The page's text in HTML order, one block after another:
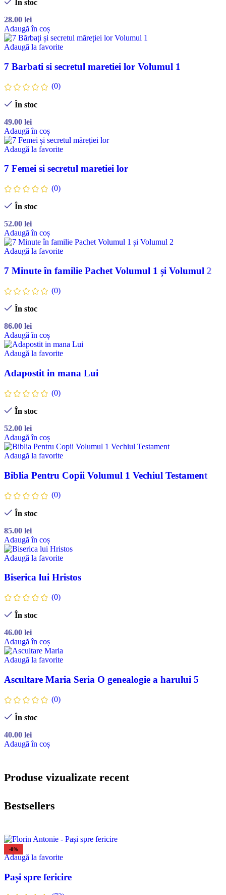
În stoc
28.00 lei
Adaugă în coș
Adaugă la favorite
7 Barbati si secretul maretiei lor Volumul 1
(0)
În stoc
49.00 lei
Adaugă în coș
Adaugă la favorite
7 Femei si secretul maretiei lor
(0)
În stoc
52.00 lei
Adaugă în coș
Adaugă la favorite
7 Minute în familie Pachet Volumul 1 și Volumul 2
(0)
În stoc
86.00 lei
Adaugă în coș
Adaugă la favorite
Adapostit in mana Lui
(0)
În stoc
52.00 lei
Adaugă în coș
Adaugă la favorite
Biblia Pentru Copii Volumul 1 Vechiul Testament
(0)
În stoc
85.00 lei
Adaugă în coș
Adaugă la favorite
Biserica lui Hristos
(0)
În stoc
46.00 lei
Adaugă în coș
Adaugă la favorite
Ascultare Maria Seria O genealogie a harului 5
(0)
În stoc
40.00 lei
Adaugă în coș
Produse vizualizate recent
Bestsellers
-8%
Adaugă la favorite
Pași spre fericire